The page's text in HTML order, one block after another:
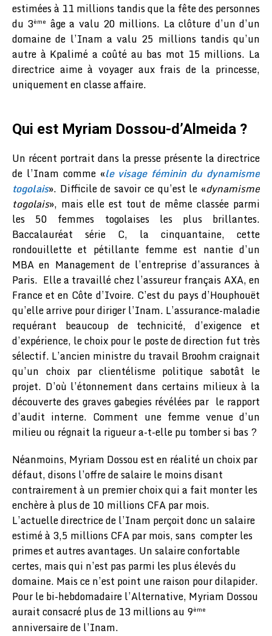
estimées à 11 millions tandis que la fête des personnes
du 3ème âge a valu 20 millions. La clôture d’un d’un
domaine de l’Inam a valu 25 millions tandis qu’un
autre à Kpalimé a coûté au bas mot 15 millions. La
directrice aime à voyager aux frais de la princesse,
uniquement en classe affaire.
Qui est Myriam Dossou-d’Almeida ?
Un récent portrait dans la presse présente la directrice
de l’Inam comme «le visage féminin du dynamisme
togolais». Difficile de savoir ce qu’est le «dynamisme
togolais», mais elle est tout de même classée parmi
les 50 femmes togolaises les plus brillantes.
Baccalauréat série C, la cinquantaine, cette
rondouillette et pétillante femme est nantie d’un
MBA en Management de l’entreprise d’assurances à
Paris. Elle a travaillé chez l’assureur français AXA, en
France et en Côte d’Ivoire. C’est du pays d’Houphouët
qu’elle arrive pour diriger l’Inam. L’assurance-maladie
requérant beaucoup de technicité, d’exigence et
d’expérience, le choix pour le poste de direction fut très
sélectif. L’ancien ministre du travail Broohm craignait
qu’un choix par clientélisme politique sabotât le
projet. D’où l’étonnement dans certains milieux à la
découverte des graves gabegies révélées par le rapport
d’audit interne. Comment une femme venue d’un
milieu ou régnait la rigueur a-t-elle pu tomber si bas ?
Néanmoins, Myriam Dossou est en réalité un choix par
défaut, disons l’offre de salaire le moins disant
contrairement à un premier choix qui a fait monter les
enchère à plus de 10 millions CFA par mois.
L’actuelle directrice de l’Inam perçoit donc un salaire
estimé à 3,5 millions CFA par mois, sans compter les
primes et autres avantages. Un salaire confortable
certes, mais qui n’est pas parmi les plus élevés du
domaine. Mais ce n’est point une raison pour dilapider.
Pour le bi-hebdomadaire l’Alternative, Myriam Dossou
aurait consacré plus de 13 millions au 9ème
anniversaire de l’Inam.